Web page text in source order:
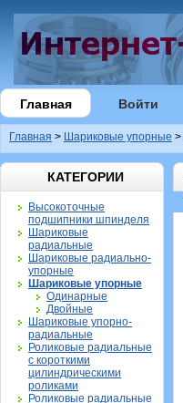
Главная Войти
Главная > Шариковые упорные >
КАТЕГОРИИ
Высокоточные
подшипники шпинделя
Шариковые
радиальные
Шариковые радиально-
упорные
Шариковые упорные
Одинарные
Двойные
Шариковые упорно-
радиальные
Роликовые радиальные
с короткими
цилиндрическими
роликами
Роликовые радиальные